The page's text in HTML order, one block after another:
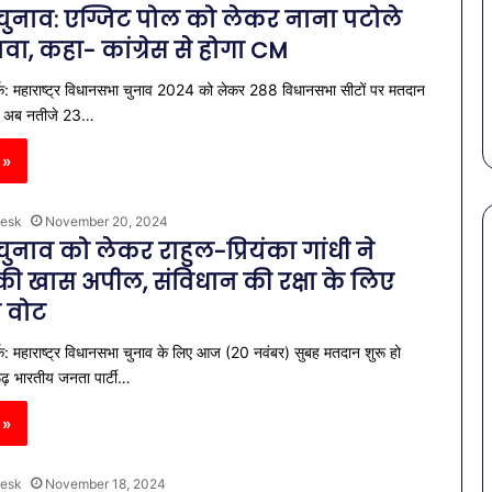
चुनाव: एग्जिट पोल को लेकर नाना पटोले
कहा- कांग्रेस से होगा CM
विधानसभा चुनाव 2024 को लेकर 288 विधानसभा सीटों पर मतदान
अब नतीजे 23…
November 20, 2024
चुनाव को लेकर राहुल-प्रियंका गांधी ने
खास अपील, संविधान की रक्षा के लिए
महाराष्ट्र विधानसभा चुनाव के लिए आज (20 नवंबर) सुबह मतदान शुरू हो
भारतीय जनता पार्टी…
November 18, 2024
की पहल: SAS
की पहली
का बड़ा
है?
गर्मियों
डाइट
March 30, 2026
पेट की समस्याओं से बचना है?
गर्मियों में डाइट में शामिल करें ये 7